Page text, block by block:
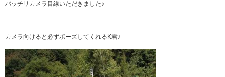
バッチリカメラ目線いただきました♪
カメラ向けると必ずポーズしてくれるK君♪